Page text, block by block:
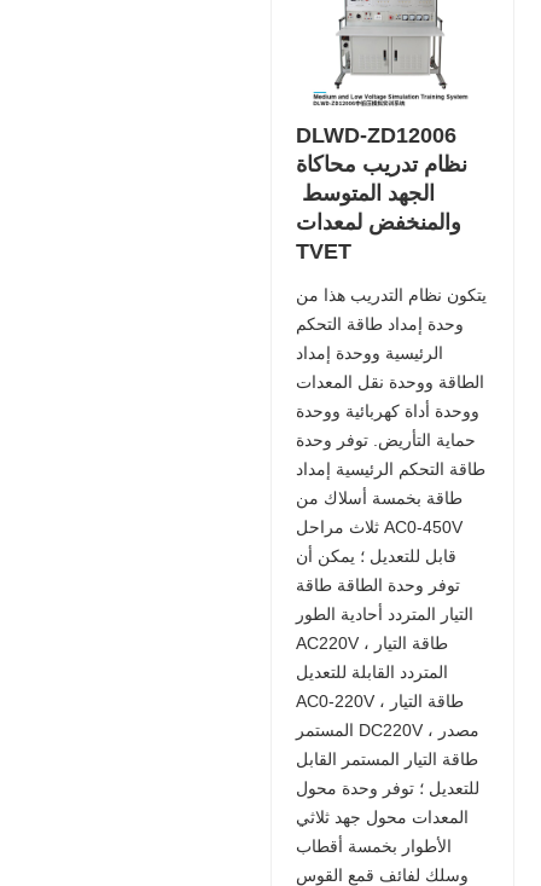
DLWD-ZD12006
نظام تدريب محاكاة
الجهد المتوسط ​​
والمنخفض لمعدات
TVET
يتكون نظام التدريب هذا من
وحدة إمداد طاقة التحكم
الرئيسية ووحدة إمداد
الطاقة ووحدة نقل المعدات
ووحدة أداة كهربائية ووحدة
حماية التأريض. توفر وحدة
طاقة التحكم الرئيسية إمداد
طاقة بخمسة أسلاك من
ثلاث مراحل AC0-450V
قابل للتعديل ؛ يمكن أن
توفر وحدة الطاقة طاقة
التيار المتردد أحادية الطور
AC220V ، طاقة التيار
المتردد القابلة للتعديل
AC0-220V ، طاقة التيار
المستمر DC220V ، مصدر
طاقة التيار المستمر القابل
للتعديل ؛ توفر وحدة محول
المعدات محول جهد ثلاثي
الأطوار بخمسة أقطاب
وسلك لفائف قمع القوس